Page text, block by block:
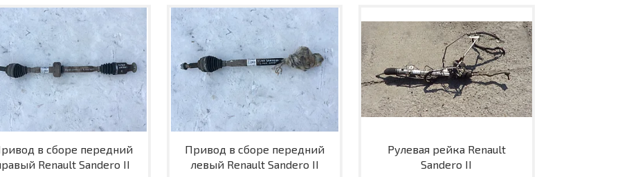
в сборе передний
Renault Sandero II
Привод в сборе передний
левый Renault Sandero II
Рулевая рейка Renault
Sandero II